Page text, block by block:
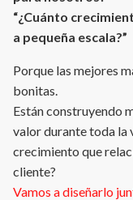
“¿Cuánto
a pequeña escala?”
Porque las mejores
bonitas.
Están construyendo
valor durante toda la
crecimiento que
cliente?
Vamos a diseñarlo